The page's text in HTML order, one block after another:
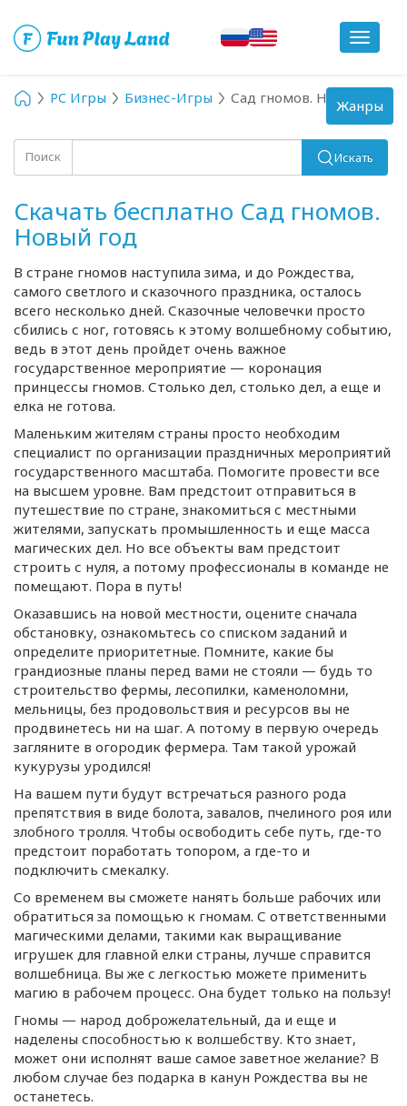
Toggle
PC Игры Бизнес-Игры Сад гномов. Новый год
Поиск Искать
Скачать бесплатно Сад гномов.
Новый год
В стране гномов наступила зима, и до Рождества,
самого светлого и сказочного праздника, осталось
всего несколько дней. Сказочные человечки просто
сбились с ног, готовясь к этому волшебному событию,
ведь в этот день пройдет очень важное
государственное мероприятие — коронация
принцессы гномов. Столько дел, столько дел, а еще и
елка не готова.
Маленьким жителям страны просто необходим
специалист по организации праздничных мероприятий
государственного масштаба. Помогите провести все
на высшем уровне. Вам предстоит отправиться в
путешествие по стране, знакомиться с местными
жителями, запускать промышленность и еще масса
магических дел. Но все объекты вам предстоит
строить с нуля, а потому профессионалы в команде не
помещают. Пора в путь!
Оказавшись на новой местности, оцените сначала
обстановку, ознакомьтесь со списком заданий и
определите приоритетные. Помните, какие бы
грандиозные планы перед вами не стояли — будь то
строительство фермы, лесопилки, каменоломни,
мельницы, без продовольствия и ресурсов вы не
продвинетесь ни на шаг. А потому в первую очередь
загляните в огородик фермера. Там такой урожай
кукурузы уродился!
На вашем пути будут встречаться разного рода
препятствия в виде болота, завалов, пчелиного роя или
злобного тролля. Чтобы освободить себе путь, где-то
предстоит поработать топором, а где-то и
подключить смекалку.
Со временем вы сможете нанять больше рабочих или
обратиться за помощью к гномам. С ответственными
магическими делами, такими как выращивание
игрушек для главной елки страны, лучше справится
волшебница. Вы же с легкостью можете применить
магию в рабочем процесс. Она будет только на пользу!
Гномы — народ доброжелательный, да и еще и
наделены способностью к волшебству. Кто знает,
может они исполнят ваше самое заветное желание? В
любом случае без подарка в канун Рождества вы не
останетесь.
Toggle
navigation
Жанры